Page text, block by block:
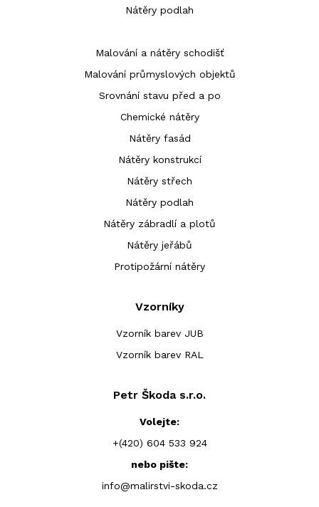
Nátěry podlah
Malování a nátěry schodišť
Malování průmyslových objektů
Srovnání stavu před a po
Chemické nátěry
Nátěry fasád
Nátěry konstrukcí
Nátěry střech
Nátěry podlah
Nátěry zábradlí a plotů
Nátěry jeřábů
Protipožární nátěry
Vzorníky
Vzorník barev JUB
Vzorník barev RAL
Petr Škoda s.r.o.
Volejte:
+(420) 604 533 924
nebo pište:
info@malirstvi-skoda.cz